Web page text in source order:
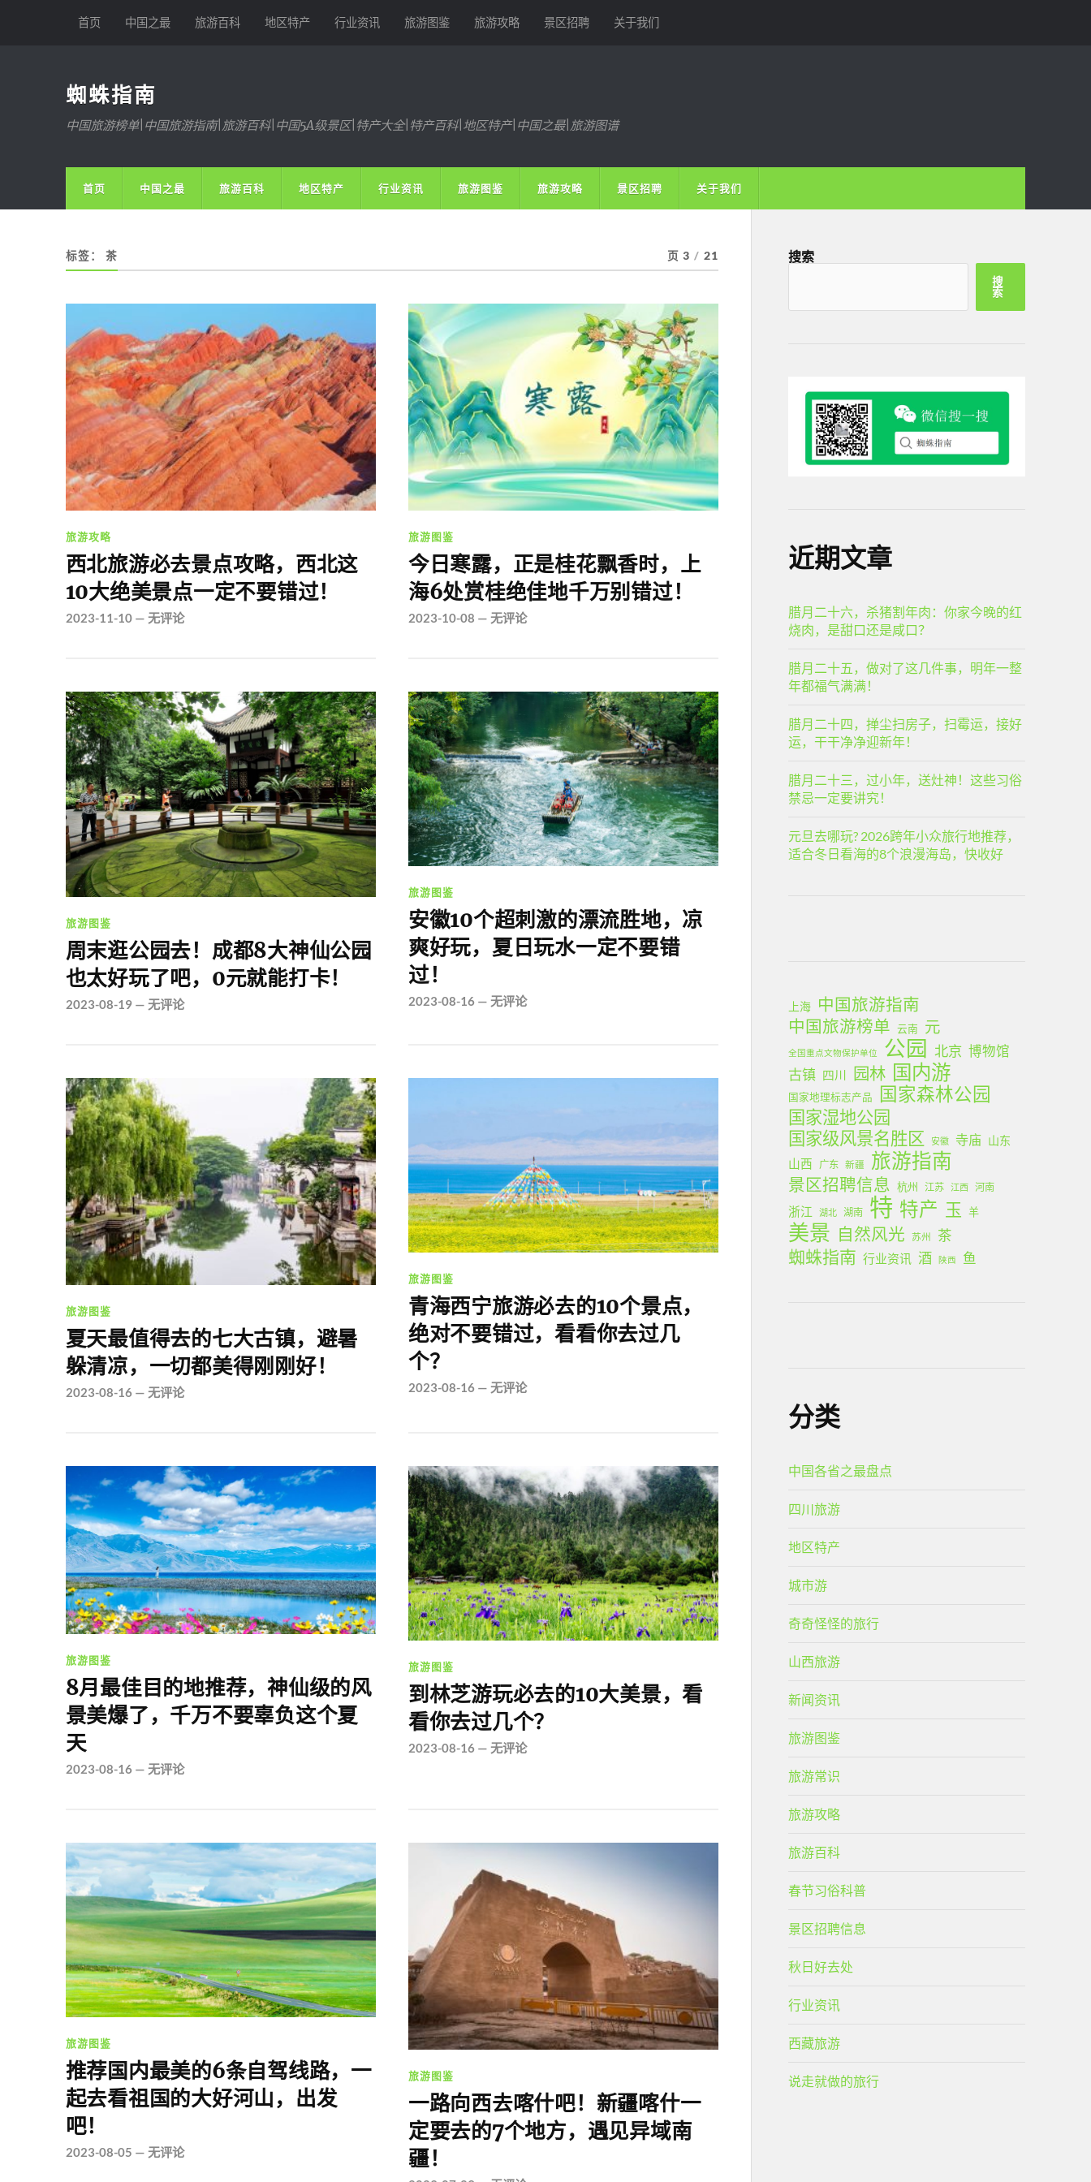
首页 中国之最 旅游百科 地区特产 行业资讯 旅游图鉴 旅游攻略 景区招聘 关于我们
蜘蛛指南
中国旅游榜单|中国旅游指南|旅游百科|中国5A级景区|特产大全|特产百科|地区特产|中国之最|旅游图谱
首页 中国之最 旅游百科 地区特产 行业资讯 旅游图鉴 旅游攻略 景区招聘 关于我们
标签： 茶 页 3 / 21
旅游攻略
西北旅游必去景点攻略，西北这
10大绝美景点一定不要错过！
2023-11-10— 无评论
旅游图鉴
今日寒露，正是桂花飘香时，上
海6处赏桂绝佳地千万别错过！
2023-10-08 — 无评论
旅游图鉴
周末逛公园去！成都8大神仙公园
也太好玩了吧，0元就能打卡！
2023-08-19— 无评论
旅游图鉴
安徽10个超刺激的漂流胜地，凉
爽好玩，夏日玩水一定不要错
过！
2023-08-16— 无评论
旅游图鉴
夏天最值得去的七大古镇，避暑
躲清凉，一切都美得刚刚好！
2023-08-16— 无评论
旅游图鉴
青海西宁旅游必去的10个景点，
绝对不要错过，看看你去过几
个？
2023-08-16— 无评论
旅游图鉴
8月最佳目的地推荐，神仙级的风
景美爆了，千万不要辜负这个夏
天
2023-08-16— 无评论
旅游图鉴
到林芝游玩必去的10大美景，看
看你去过几个？
2023-08-16— 无评论
旅游图鉴
推荐国内最美的6条自驾线路，一
起去看祖国的大好河山，出发
吧！
2023-08-05 — 无评论
旅游图鉴
一路向西去喀什吧！新疆喀什一
定要去的7个地方，遇见异域南
疆！
搜索
搜
索
近期文章
腊月二十六，杀猪割年肉：你家今晚的红
烧肉，是甜口还是咸口？
腊月二十五，做对了这几件事，明年一整
年都福气满满！
腊月二十四，掸尘扫房子，扫霉运，接好
运，干干净净迎新年！
腊月二十三，过小年，送灶神！这些习俗
禁忌一定要讲究！
元旦去哪玩? 2026跨年小众旅行地推荐，
适合冬日看海的8个浪漫海岛，快收好
上海
中国旅游指南
中国旅游榜单 云南 元
全国重点文物保护单位 公园 北京 博物馆
古镇 四川 园林 国内游
国家地理标志产品 国家森林公园
国家湿地公园
国家级风景名胜区
安徽 寺庙 山东
山西 广东 新疆 旅游指南
景区招聘信息 杭州 江苏 江西 河南
浙江 湖北 湖南 特 特产 玉 羊
美景 自然风光 苏州 茶
蜘蛛指南 行业资讯 酒 陕西 鱼
分类
中国各省之最盘点
四川旅游
地区特产
城市游
奇奇怪怪的旅行
山西旅游
新闻资讯
旅游图鉴
旅游常识
旅游攻略
旅游百科
春节习俗科普
景区招聘信息
秋日好去处
行业资讯
西藏旅游
说走就做的旅行